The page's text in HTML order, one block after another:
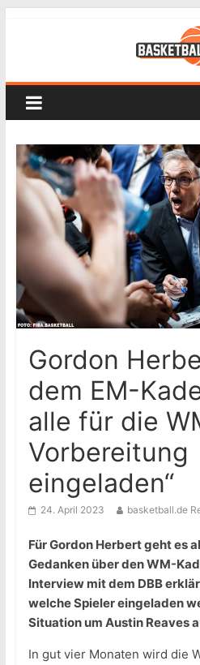
Gordon
dem EM-
alle für die
Vorbereitung
eingeladen“
24. April 2023 basketball.de
Für Gordon Herbert geht es
Gedanken über den WM-
Interview mit dem DBB
welche Spieler eingeladen
Situation um Austin Reaves
In gut vier Monaten wird die